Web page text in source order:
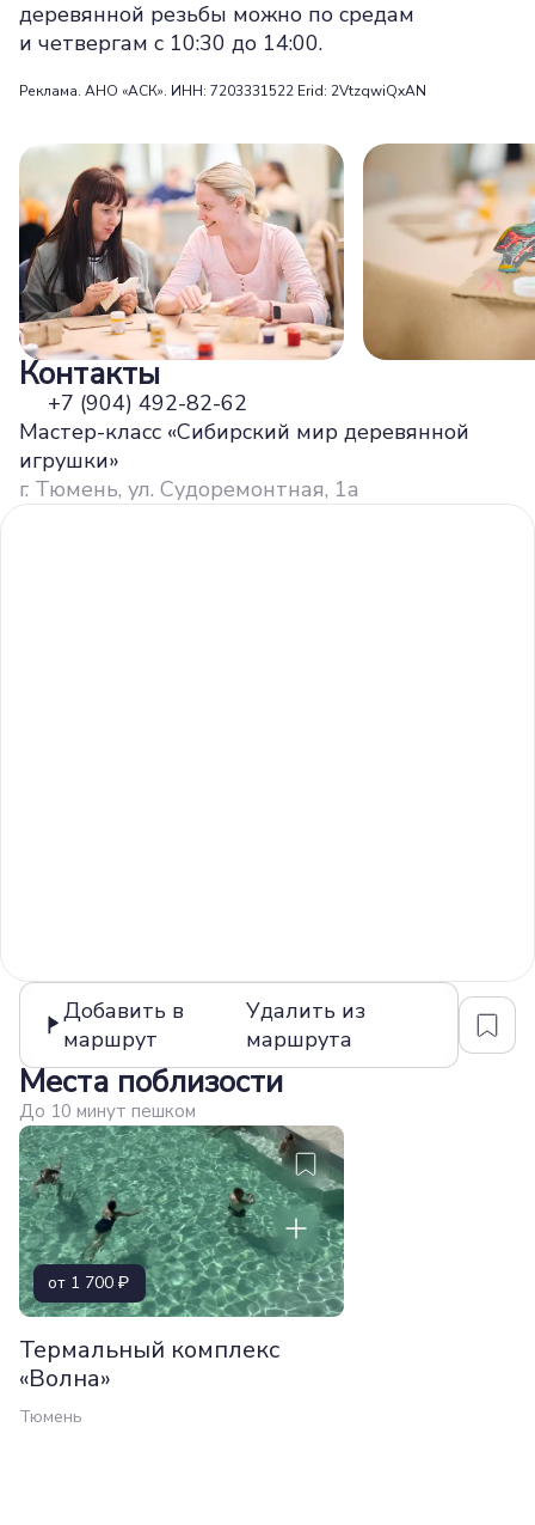
деревянной резьбы можно по средам
и четвергам с 10:30 до 14:00.
Реклама. АНО «АСК». ИНН: 7203331522 Erid: 2VtzqwiQxAN
Контакты
+7 (904) 492-82-62
Мастер-класс «Сибирский мир деревянной
игрушки»
г. Тюмень, ул. Судоремонтная, 1а
Добавить в
маршрут
Удалить из
маршрута
Места поблизости
До 10 минут пешком
от 1 700
Термальный комплекс
«Волна»
Тюмень